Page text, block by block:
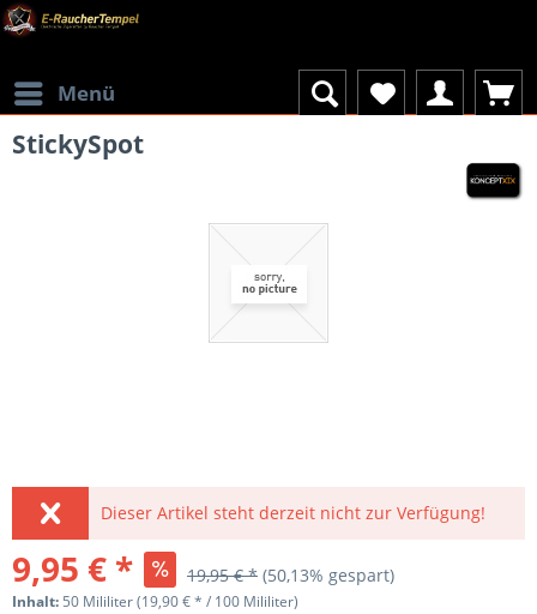
Menü
StickySpot
Dieser Artikel steht derzeit nicht zur Verfügung!
9,95 € * 19,95 € * (50,13% gespart)
Inhalt: 50 Mililiter (19,90 € * / 100 Mililiter)